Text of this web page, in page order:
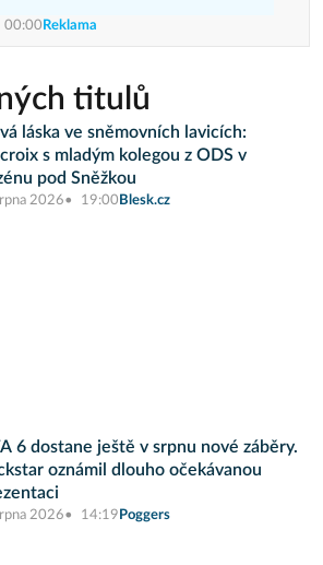
00:00 Reklama
titulů
láska ve sněmovních lavicích:
s mladým kolegou z ODS v
pod Sněžkou
2026 19:00 Blesk.cz
6 dostane ještě v srpnu nové záběry.
oznámil dlouho očekávanou
2026 14:19 Poggers